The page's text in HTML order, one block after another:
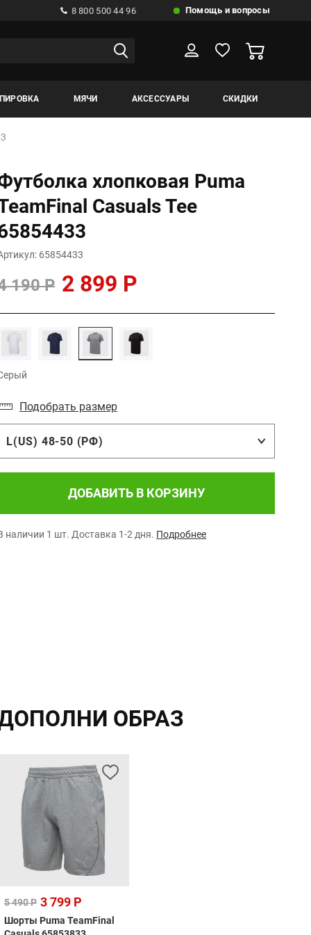
8 800 500 44 96 Помощь и вопросы
МЯЧИ АКСЕССУАРЫ СКИДКИ
хлопковая Puma
Casuals Tee
65854433
190 Р 2 899 Р
Подобрать размер
L(US) 48-50 (РФ)
ДОБАВИТЬ В КОРЗИНУ
наличии 1 шт. Доставка 1-2 дня. Подробнее
ОБРАЗ
5 490 Р 3 799 Р
Шорты Puma TeamFinal